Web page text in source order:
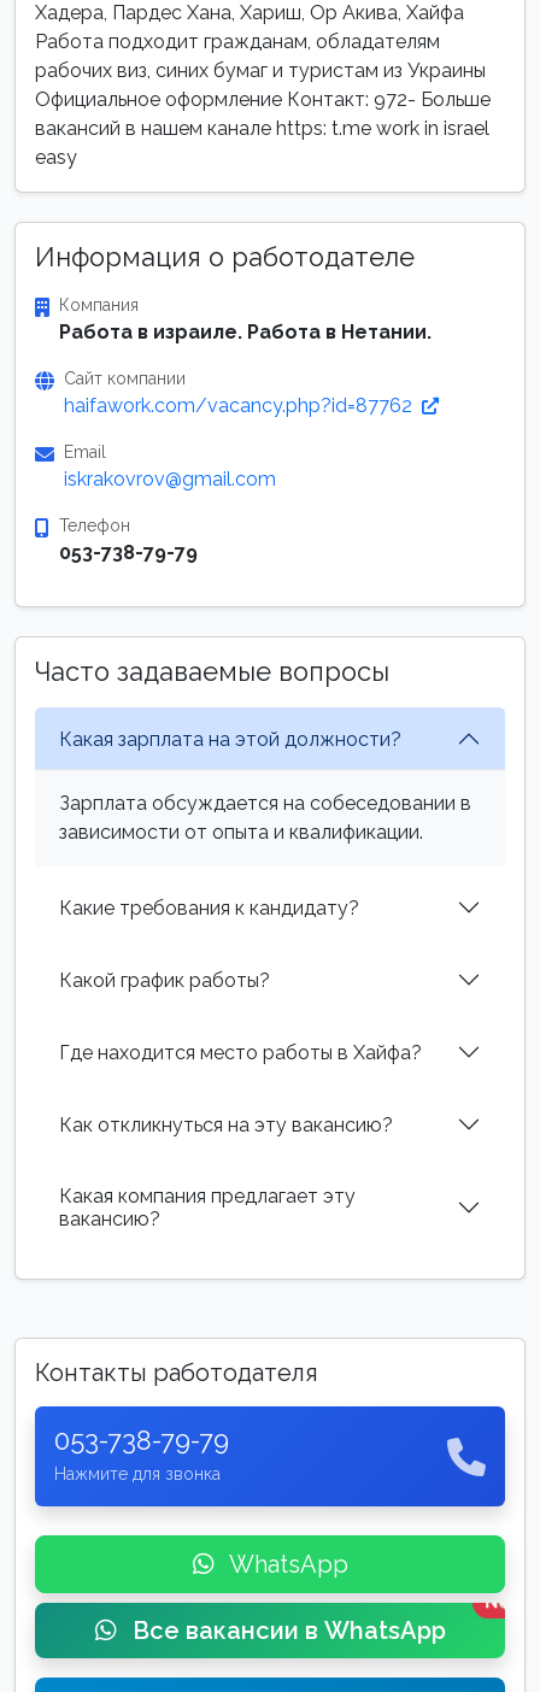
Хадера, Пардес Хана, Хариш, Ор Акива, Хайфа
Работа подходит гражданам, обладателям
рабочих виз, синих бумаг и туристам из Украины
Официальное оформление Контакт: 972- Больше
вакансий в нашем канале https: t.me work in israel
easy
Информация о работодателе
Компания
Работа в израиле. Работа в Нетании.
Сайт компании
haifawork.com/vacancy.php?id=87762
Email
iskrakovrov@gmail.com
Телефон
053-738-79-79
Часто задаваемые вопросы
Какая зарплата на этой должности?
Зарплата обсуждается на собеседовании в
зависимости от опыта и квалификации.
Какие требования к кандидату?
Какой график работы?
Где находится место работы в Хайфа?
Как откликнуться на эту вакансию?
Какая компания предлагает эту
вакансию?
Контакты работодателя
053-738-79-79
Нажмите для звонка
WhatsApp
Все вакансии в WhatsApp
New